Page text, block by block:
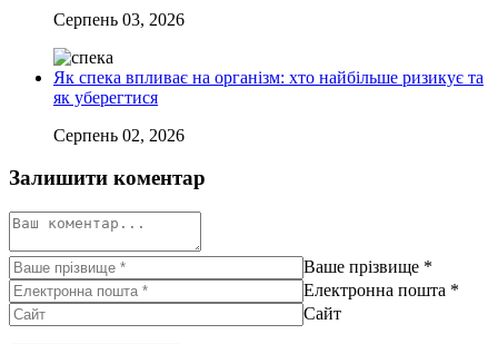
Серпень 03, 2026
Як спека впливає на організм: хто найбільше ризикує та
як уберегтися
Серпень 02, 2026
Залишити коментар
Ваше прізвище *
Електронна пошта *
Сайт